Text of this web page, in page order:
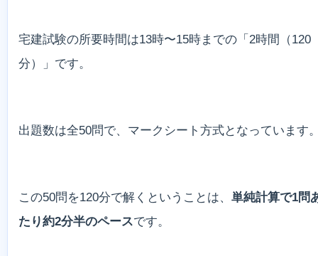
宅建試験の所要時間は13時〜15時までの「2時間（120
分）」です。
出題数は全50問で、マークシート方式となっています
この50問を120分で解くということは、 単純計算で1問
たり約2分半のペースです。